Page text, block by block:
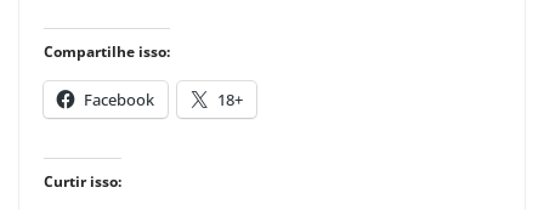
Compartilhe isso:
Facebook 18+
Curtir isso: